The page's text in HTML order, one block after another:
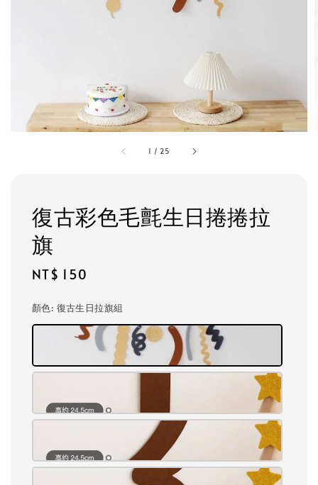
1 / 25
復古彩色毛氈生日捲捲拉
旗
Regular
NT$ 150
顏色: 復古生日拉旗組